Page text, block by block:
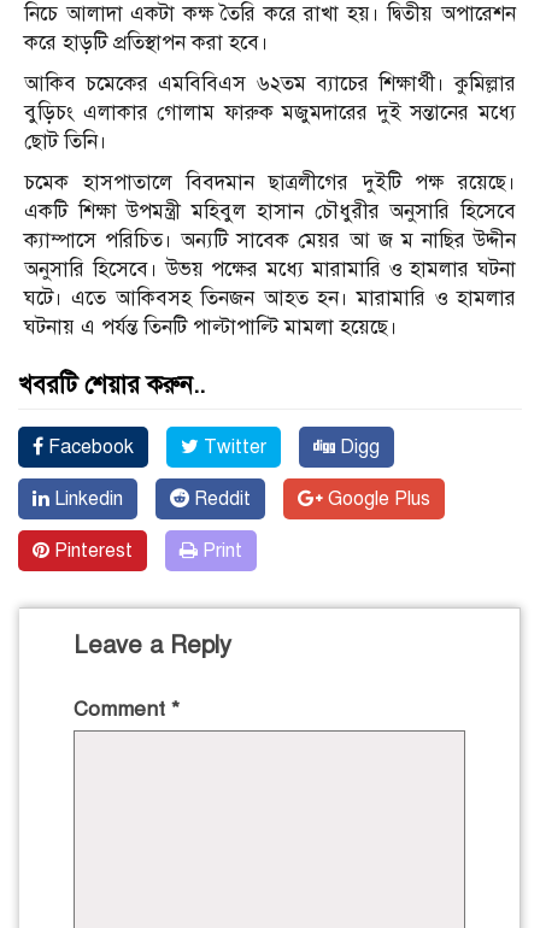
নিচে আলাদা একটা কক্ষ তৈরি করে রাখা হয়। দ্বিতীয় অপারেশন
করে হাড়টি প্রতিস্থাপন করা হবে।
আকিব চমেকের এমবিবিএস ৬২তম ব্যাচের শিক্ষার্থী। কুমিল্লার
বুড়িচং এলাকার গোলাম ফারুক মজুমদারের দুই সন্তানের মধ্যে
ছোট তিনি।
চমেক হাসপাতালে বিবদমান ছাত্রলীগের দুইটি পক্ষ রয়েছে।
একটি শিক্ষা উপমন্ত্রী মহিবুল হাসান চৌধুরীর অনুসারি হিসেবে
ক্যাম্পাসে পরিচিত। অন্যটি সাবেক মেয়র আ জ ম নাছির উদ্দীন
অনুসারি হিসেবে। উভয় পক্ষের মধ্যে মারামারি ও হামলার ঘটনা
ঘটে। এতে আকিবসহ তিনজন আহত হন। মারামারি ও হামলার
ঘটনায় এ পর্যন্ত তিনটি পাল্টাপাল্টি মামলা হয়েছে।
খবরটি শেয়ার করুন..
Facebook Twitter Digg
Linkedin Reddit Google Plus
Pinterest Print
Leave a Reply
Comment *